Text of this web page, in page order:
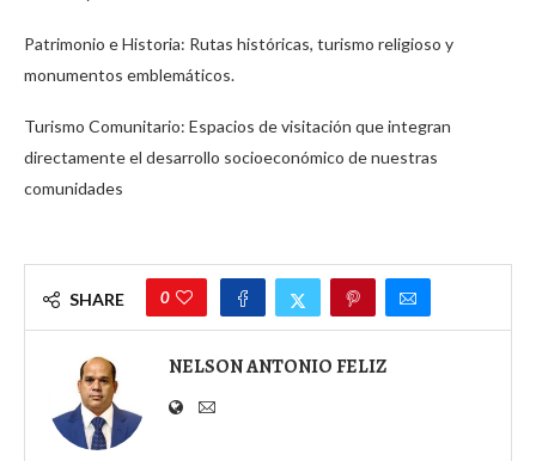
Patrimonio e Historia: Rutas históricas, turismo religioso y
monumentos emblemáticos.
Turismo Comunitario: Espacios de visitación que integran
directamente el desarrollo socioeconómico de nuestras
comunidades
SHARE 0
NELSON ANTONIO FELIZ